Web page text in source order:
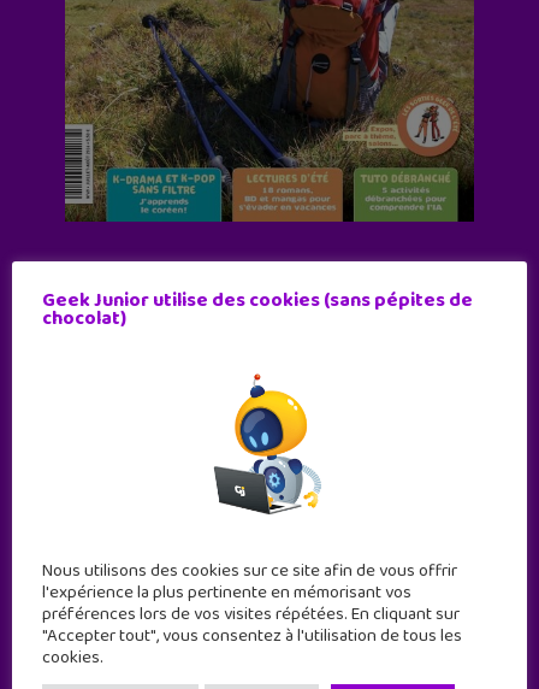
11 numéros par an
JE M'ABONNE !
Geek Junior utilise des cookies (sans pépites de
chocolat)
Nous utilisons des cookies sur ce site afin de vous offrir
l'expérience la plus pertinente en mémorisant vos
préférences lors de vos visites répétées. En cliquant sur
"Accepter tout", vous consentez à l'utilisation de tous les
cookies.